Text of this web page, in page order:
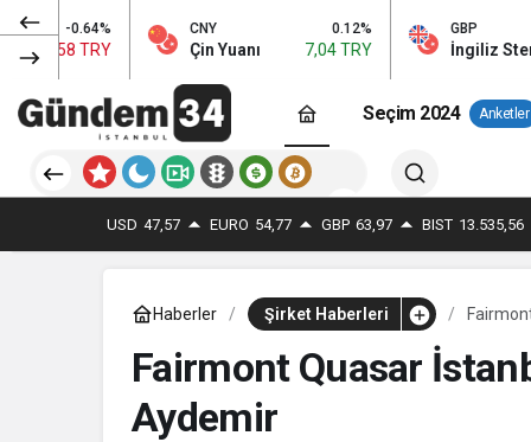
TRY Çin Yuanı 7,04 TRY İngiliz Sterlini
Seçim 2024 Anketler
USD 47,57 EURO 54,77 GBP 63,97 BIST 13.535,56
Haberler Şirket Haberleri
Fairmont Quasar
Aydemir